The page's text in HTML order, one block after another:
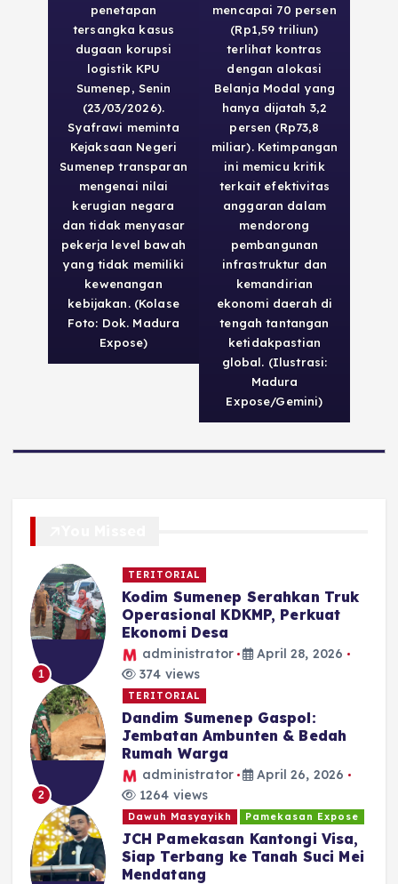
penetapan
tersangka kasus
dugaan korupsi
logistik KPU
Sumenep, Senin
(23/03/2026).
Syafrawi meminta
Kejaksaan Negeri
Sumenep transparan
mengenai nilai
kerugian negara
dan tidak menyasar
pekerja level bawah
yang tidak memiliki
kewenangan
kebijakan. (Kolase
Foto: Dok. Madura
Expose)
mencapai 70 persen
(Rp1,59 triliun)
terlihat kontras
dengan alokasi
Belanja Modal yang
hanya dijatah 3,2
persen (Rp73,8
miliar). Ketimpangan
ini memicu kritik
terkait efektivitas
anggaran dalam
mendorong
pembangunan
infrastruktur dan
kemandirian
ekonomi daerah di
tengah tantangan
ketidakpastian
global. (Ilustrasi:
Madura
Expose/Gemini)
1
TERITORIAL
Kodim Sumenep Serahkan Truk
Operasional KDKMP, Perkuat
Ekonomi Desa
administrator
April 28, 2026
374 views
2
TERITORIAL
Dandim Sumenep Gaspol:
Jembatan Ambunten & Bedah
Rumah Warga
administrator
April 26, 2026
1264 views
Dawuh Masyayikh Pamekasan Expose
JCH Pamekasan Kantongi Visa,
Siap Terbang ke Tanah Suci Mei
Mendatang